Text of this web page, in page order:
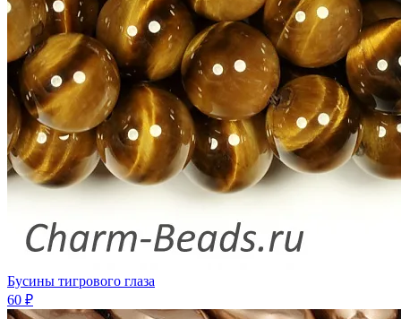
Бусины тигрового глаза
60 ₽